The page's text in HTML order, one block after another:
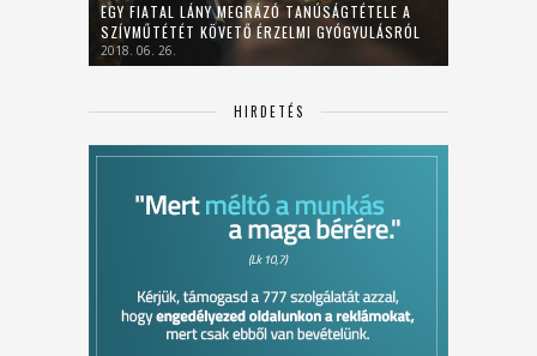
EGY FIATAL LÁNY MEGRÁZÓ TANÚSÁGTÉTELE A
SZÍVMŰTÉTÉT KÖVETŐ ÉRZELMI GYÓGYULÁSRÓL
2018. 06. 26.
HIRDETÉS